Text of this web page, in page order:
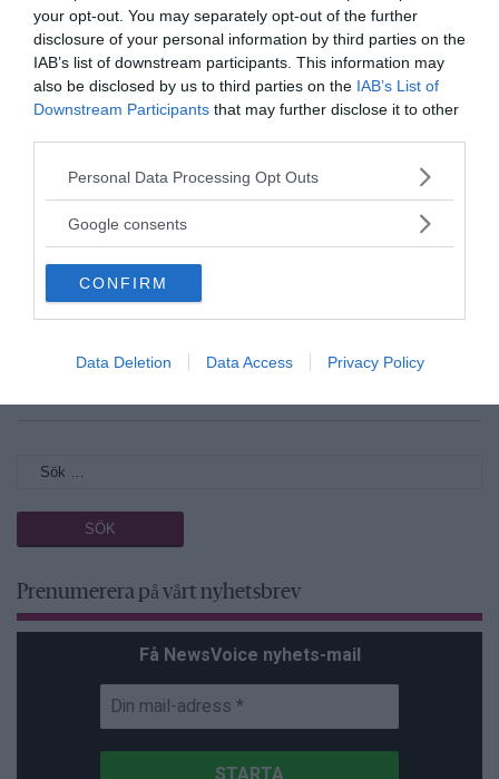
your opt-out. You may separately opt-out of the further
disclosure of your personal information by third parties on the
IAB’s list of downstream participants. This information may
also be disclosed by us to third parties on the IAB’s List of
Downstream Participants that may further disclose it to other
Please note that this website/app uses one or more Google
not limited to your visit or usage behaviour. You may click to
use your data for below specified purposes in below Google
consent section.
Personal Data Processing Opt Outs
Google consents
CONFIRM
Data Deletion Data Access Privacy Policy
Publication of Antidepressant Trials and Its
Influence on Apparent Efficacy
Sanja Juric
sanja@newsvoice.se
Prenumerera på vårt nyhetsbrev
Få NewsVoice nyhets-mail